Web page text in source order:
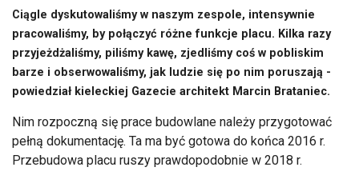
Ciągle dyskutowaliśmy w naszym zespole, intensywnie
pracowaliśmy, by połączyć różne funkcje placu. Kilka razy
przyjeżdżaliśmy, piliśmy kawę, zjedliśmy coś w pobliskim
barze i obserwowaliśmy, jak ludzie się po nim poruszają -
powiedział kieleckiej Gazecie architekt Marcin Brataniec.
Nim rozpoczną się prace budowlane należy przygotować
pełną dokumentację. Ta ma być gotowa do końca 2016 r.
Przebudowa placu ruszy prawdopodobnie w 2018 r.